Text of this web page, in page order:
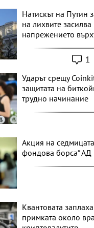
Натискът на Путин
на лихвите засилва
напрежението
1
Ударът срещу
защитата на
трудно начинание
Акция на
фондова борса“ АД
Квантовата заплаха
примката около